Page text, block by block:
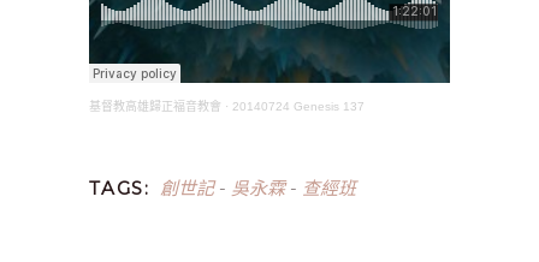
基督教高雄歸正福音教會 · 20140724 Genesis 137
TAGS: 創世記- 吳永霖- 查經班